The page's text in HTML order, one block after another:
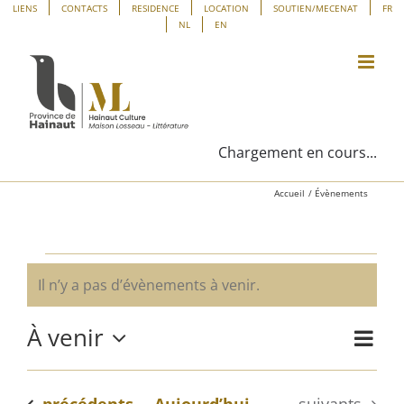
Panneau de gestion des cookies
Passer
contenu
LIENS CONTACTS RESIDENCE LOCATION SOUTIEN/MECENAT
FR
NL
EN
Chargement en cours...
Accueil Évènements
Évènements
Notice
Il n’y a pas d’évènements à venir.
Liste
À venir
Sélectionnez